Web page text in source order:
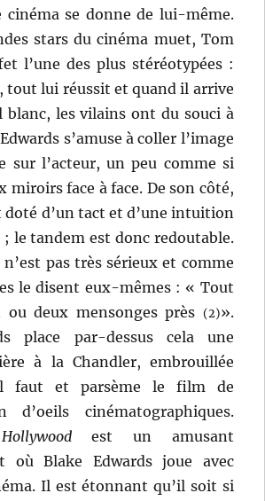
cinéma se donne de lui-même.
stars du cinéma muet, Tom
l’une des plus stéréotypées :
tout lui réussit et quand il arrive
blanc, les vilains ont du souci à
s’amuse à coller l’image
sur l’acteur, un peu comme si
miroirs face à face. De son côté,
doté d’un tact et d’une intuition
le tandem est donc redoutable.
pas très sérieux et comme
le disent eux-mêmes : « Tout
deux mensonges près (2)».
place par-dessus cela une
à la Chandler, embrouillée
faut et parsème le film de
d’oeils cinématographiques.
est un amusant
où Blake Edwards joue avec
Il est étonnant qu’il soit si